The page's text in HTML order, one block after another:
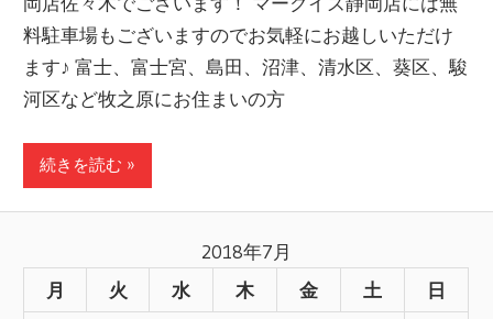
料駐車場もございますのでお気軽にお越しいただけ
ます♪ 富士、富士宮、島田、沼津、清水区、葵区、駿
河区など牧之原にお住まいの方
続きを読む »
2018年7月
月
火 水 木 金 土 日